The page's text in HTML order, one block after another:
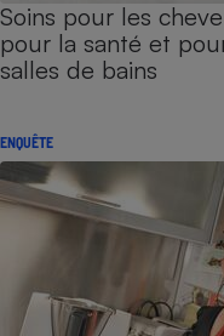
Soins pour les
pour la santé et
salles de bains
ENQUÊTE